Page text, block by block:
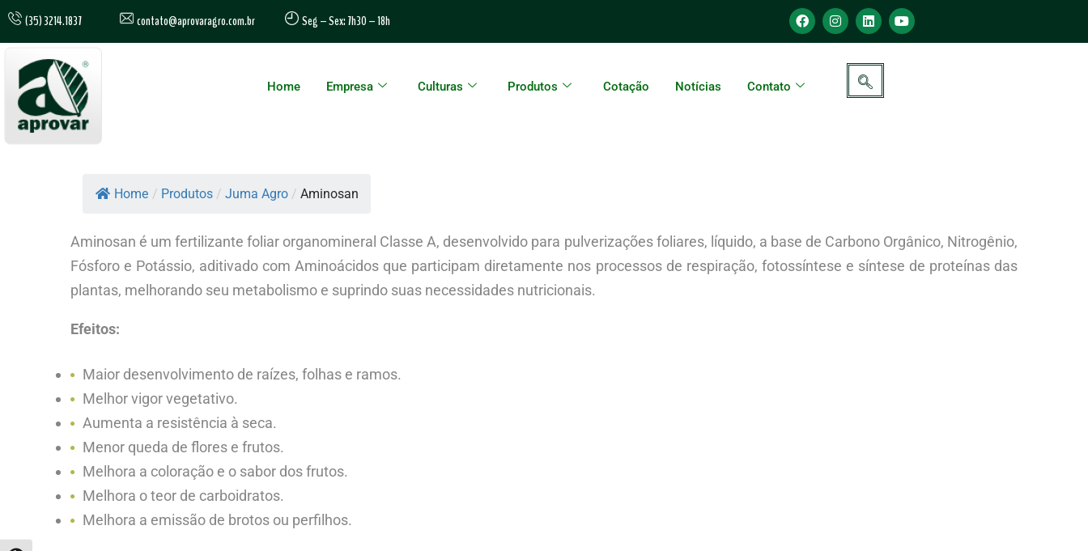
(35) 3214.1837 contato@aprovaragro.com.br Seg – Sex: 7h30 – 18h
Home Empresa Culturas Produtos Cotação Notícias Contato
Home / Produtos / Juma Agro / Aminosan
Aminosan é um fertilizante foliar organomineral Classe A, desenvolvido para pulverizações foliares, líquido, a base de Carbono Orgânico, Nitrogênio,
Fósforo e Potássio, aditivado com Aminoácidos que participam diretamente nos processos de respiração, fotossíntese e síntese de proteínas das
plantas, melhorando seu metabolismo e suprindo suas necessidades nutricionais.
Efeitos:
Maior desenvolvimento de raízes, folhas e ramos.
Melhor vigor vegetativo.
Aumenta a resistência à seca.
Menor queda de flores e frutos.
Melhora a coloração e o sabor dos frutos.
Melhora o teor de carboidratos.
Melhora a emissão de brotos ou perfilhos.